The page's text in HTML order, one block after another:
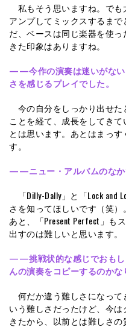
私もそう思いますね。でも
アンプしてミックスするま
だ、ベースは同じ楽器を使
きた印象はありますね。
——今作の演奏は迷いがない
さを感じるプレイでした。
今の自分をしっかり出せた
ことを経て、成長をしてき
とは思います。あとはまっ
す。
——ニュー・アルバムのなか
「Dilly-Dally」と「Lock and
さを知ってほしいです（笑）
あと、「Present Perfect」も
出すのは難しいと思います。
——挑戦状的な感じでおもし
んの演奏をコピーするのかな
何だか違う難しさになって
いう難しさだったけど、今
きたから、以前とは難しさの